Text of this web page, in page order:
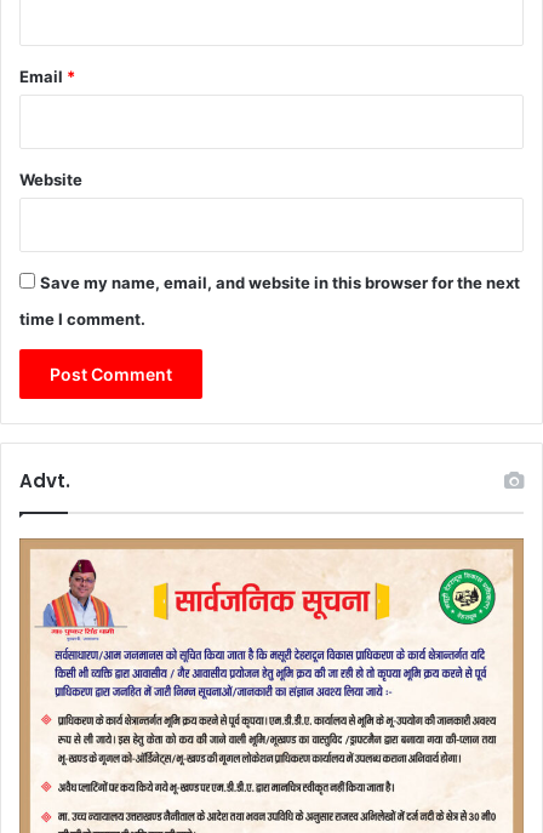
Email *
Website
Save my name, email, and website in this browser for the next
time I comment.
Advt.